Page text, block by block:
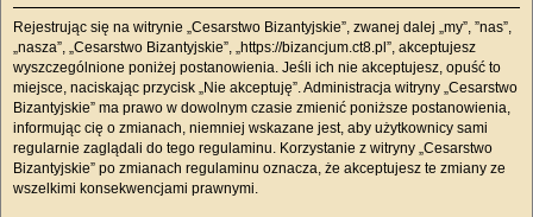
Rejestrując się na witrynie „Cesarstwo Bizantyjskie”, zwanej dalej „my”, ”nas”,
„nasza”, „Cesarstwo Bizantyjskie”, „https://bizancjum.ct8.pl”, akceptujesz
wyszczególnione poniżej postanowienia. Jeśli ich nie akceptujesz, opuść to
miejsce, naciskając przycisk „Nie akceptuję”. Administracja witryny „Cesarstwo
Bizantyjskie” ma prawo w dowolnym czasie zmienić poniższe postanowienia,
informując cię o zmianach, niemniej wskazane jest, aby użytkownicy sami
regularnie zaglądali do tego regulaminu. Korzystanie z witryny „Cesarstwo
Bizantyjskie” po zmianach regulaminu oznacza, że akceptujesz te zmiany ze
wszelkimi konsekwencjami prawnymi.